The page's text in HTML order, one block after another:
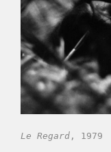
Le Regard , 1979